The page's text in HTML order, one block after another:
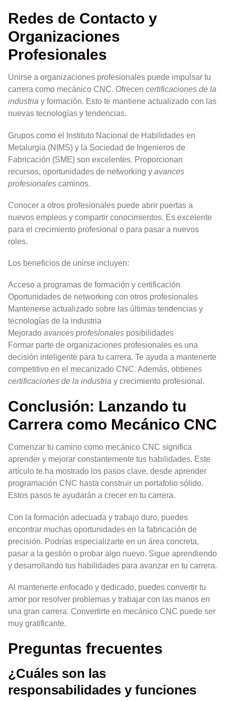
Redes de Contacto y
Organizaciones
Profesionales
Unirse a organizaciones profesionales puede impulsar tu
carrera como mecánico CNC. Ofrecen certificaciones de la
industria y formación. Esto te mantiene actualizado con las
nuevas tecnologías y tendencias.
Grupos como el Instituto Nacional de Habilidades en
Metalurgia (NIMS) y la Sociedad de Ingenieros de
Fabricación (SME) son excelentes. Proporcionan
recursos, oportunidades de networking y avances
profesionales caminos.
Conocer a otros profesionales puede abrir puertas a
nuevos empleos y compartir conocimientos. Es excelente
para el crecimiento profesional o para pasar a nuevos
roles.
Los beneficios de unirse incluyen:
Acceso a programas de formación y certificación
Oportunidades de networking con otros profesionales
Mantenerse actualizado sobre las últimas tendencias y
tecnologías de la industria
Mejorado avances profesionales posibilidades
Formar parte de organizaciones profesionales es una
decisión inteligente para tu carrera. Te ayuda a mantenerte
competitivo en el mecanizado CNC. Además, obtienes
certificaciones de la industria y crecimiento profesional.
Conclusión: Lanzando tu
Carrera como Mecánico CNC
Comenzar tu camino como mecánico CNC significa
aprender y mejorar constantemente tus habilidades. Este
artículo te ha mostrado los pasos clave, desde aprender
programación CNC hasta construir un portafolio sólido.
Estos pasos te ayudarán a crecer en tu carrera.
Con la formación adecuada y trabajo duro, puedes
encontrar muchas oportunidades en la fabricación de
precisión. Podrías especializarte en un área concreta,
pasar a la gestión o probar algo nuevo. Sigue aprendiendo
y desarrollando tus habilidades para avanzar en tu carrera.
Al mantenerte enfocado y dedicado, puedes convertir tu
amor por resolver problemas y trabajar con las manos en
una gran carrera. Convertirte en mecánico CNC puede ser
muy gratificante.
Preguntas frecuentes
¿Cuáles son las
responsabilidades y funciones